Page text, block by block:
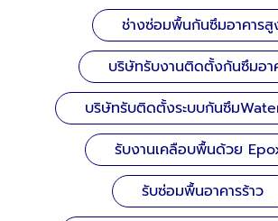
ช่างซ่อมพื้นกันซึมอาคารสู
บริษัทรับงานติดตั้งกันซึมอา
บริษัทรับติดตั้งระบบกันซึม
รับงานเคลือบพื้นด้วย
รับซ่อมพื้นอาคารร้าว